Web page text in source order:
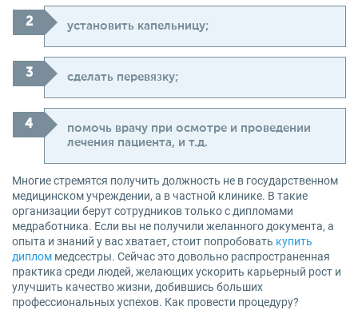
установить капельницу;
сделать перевязку;
помочь врачу при осмотре и проведении
лечения пациента, и т.д.
Многие стремятся получить должность не в государственном
медицинском учреждении, а в частной клинике. В такие
организации берут сотрудников только с дипломами
медработника. Если вы не получили желанного документа, а
опыта и знаний у вас хватает, стоит попробовать купить
диплом медсестры. Сейчас это довольно распространенная
практика среди людей, желающих ускорить карьерный рост и
улучшить качество жизни, добившись больших
профессиональных успехов. Как провести процедуру?